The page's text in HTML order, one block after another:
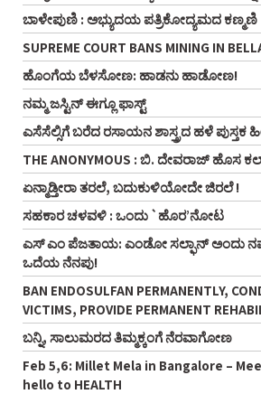
ಬಾಳೇಪುಣಿ : ಅಭ್ಯುದಯ ಪತ್ರಿಕೋದ್ಯಮದ ಕಣ್ಮಣಿ
SUPREME COURT BANS MINING IN
ಹೊಂಗೆಯ ಬೆಳಸೋಣ: ಹಾಡನು ಹಾಡೋಣ!
ನಮ್ಮ ಜಸ್ಟಿನ್ ಈಗ್ಲೂ ಫಾಸ್ಟ್
ಎಸೆಸೆಲ್ಸಿಗೆ ಬರೆದ ರಸಾಯನ ಶಾಸ್ತ್ರದ ಹಳೆ ಪುಸ್ತಕ
THE ANONYMOUS : ಬಿ. ದೇವರಾಜ್ ಹೊಸ
ಏನ್ಮಾಡ್ತೀರಾ ತರಲೆ, ಬದುಕುಳಿಯೋದೇ ಜಿರಲೆ !
ಸಹಕಾರ ಚಳವಳಿ : ಒಂದು `ಹೊರ’ನೋಟ
ಎಸ್ ಎಂ ಪೆಜತಾಯ: ಎಂಡೋ ಸಲ್ಫಾನ್ ಅಂದು
ಒದೆಯ ನೆನಪು!
BAN ENDOSULFAN PERMANENTLY,
VICTIMS, PROVIDE PERMANENT
ಬನ್ನಿ, ಸಾಲುಮರದ ತಿಮ್ಮಕ್ಕಂಗೆ ನೆರವಾಗೋಣ
Feb 5,6: Millet Mela in Bangalore –
hello to HEALTH